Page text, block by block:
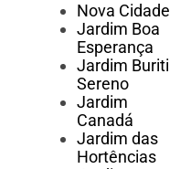
Nova Cidade
Jardim Boa
Esperança
Jardim Buriti
Sereno
Jardim
Canadá
Jardim das
Hortências